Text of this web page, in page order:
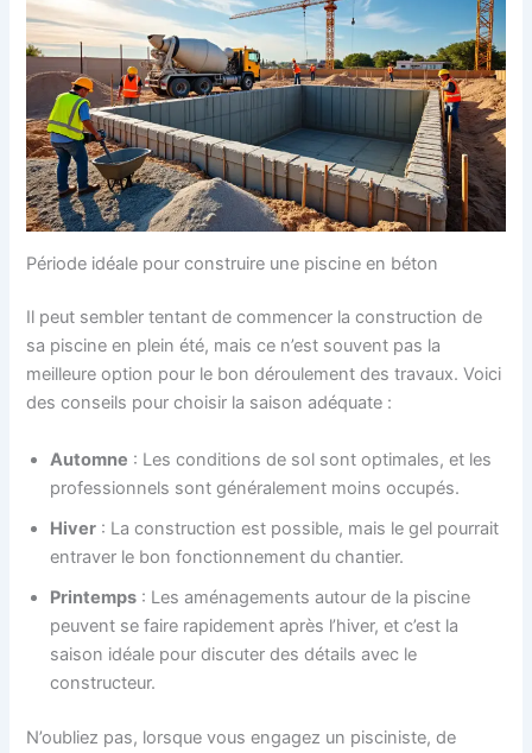
Période idéale pour construire une piscine en béton
Il peut sembler tentant de commencer la construction de
sa piscine en plein été, mais ce n’est souvent pas la
meilleure option pour le bon déroulement des travaux. Voici
des conseils pour choisir la saison adéquate :
Automne : Les conditions de sol sont optimales, et les
professionnels sont généralement moins occupés.
Hiver : La construction est possible, mais le gel pourrait
entraver le bon fonctionnement du chantier.
Printemps : Les aménagements autour de la piscine
peuvent se faire rapidement après l’hiver, et c’est la
saison idéale pour discuter des détails avec le
constructeur.
N’oubliez pas, lorsque vous engagez un pisciniste, de